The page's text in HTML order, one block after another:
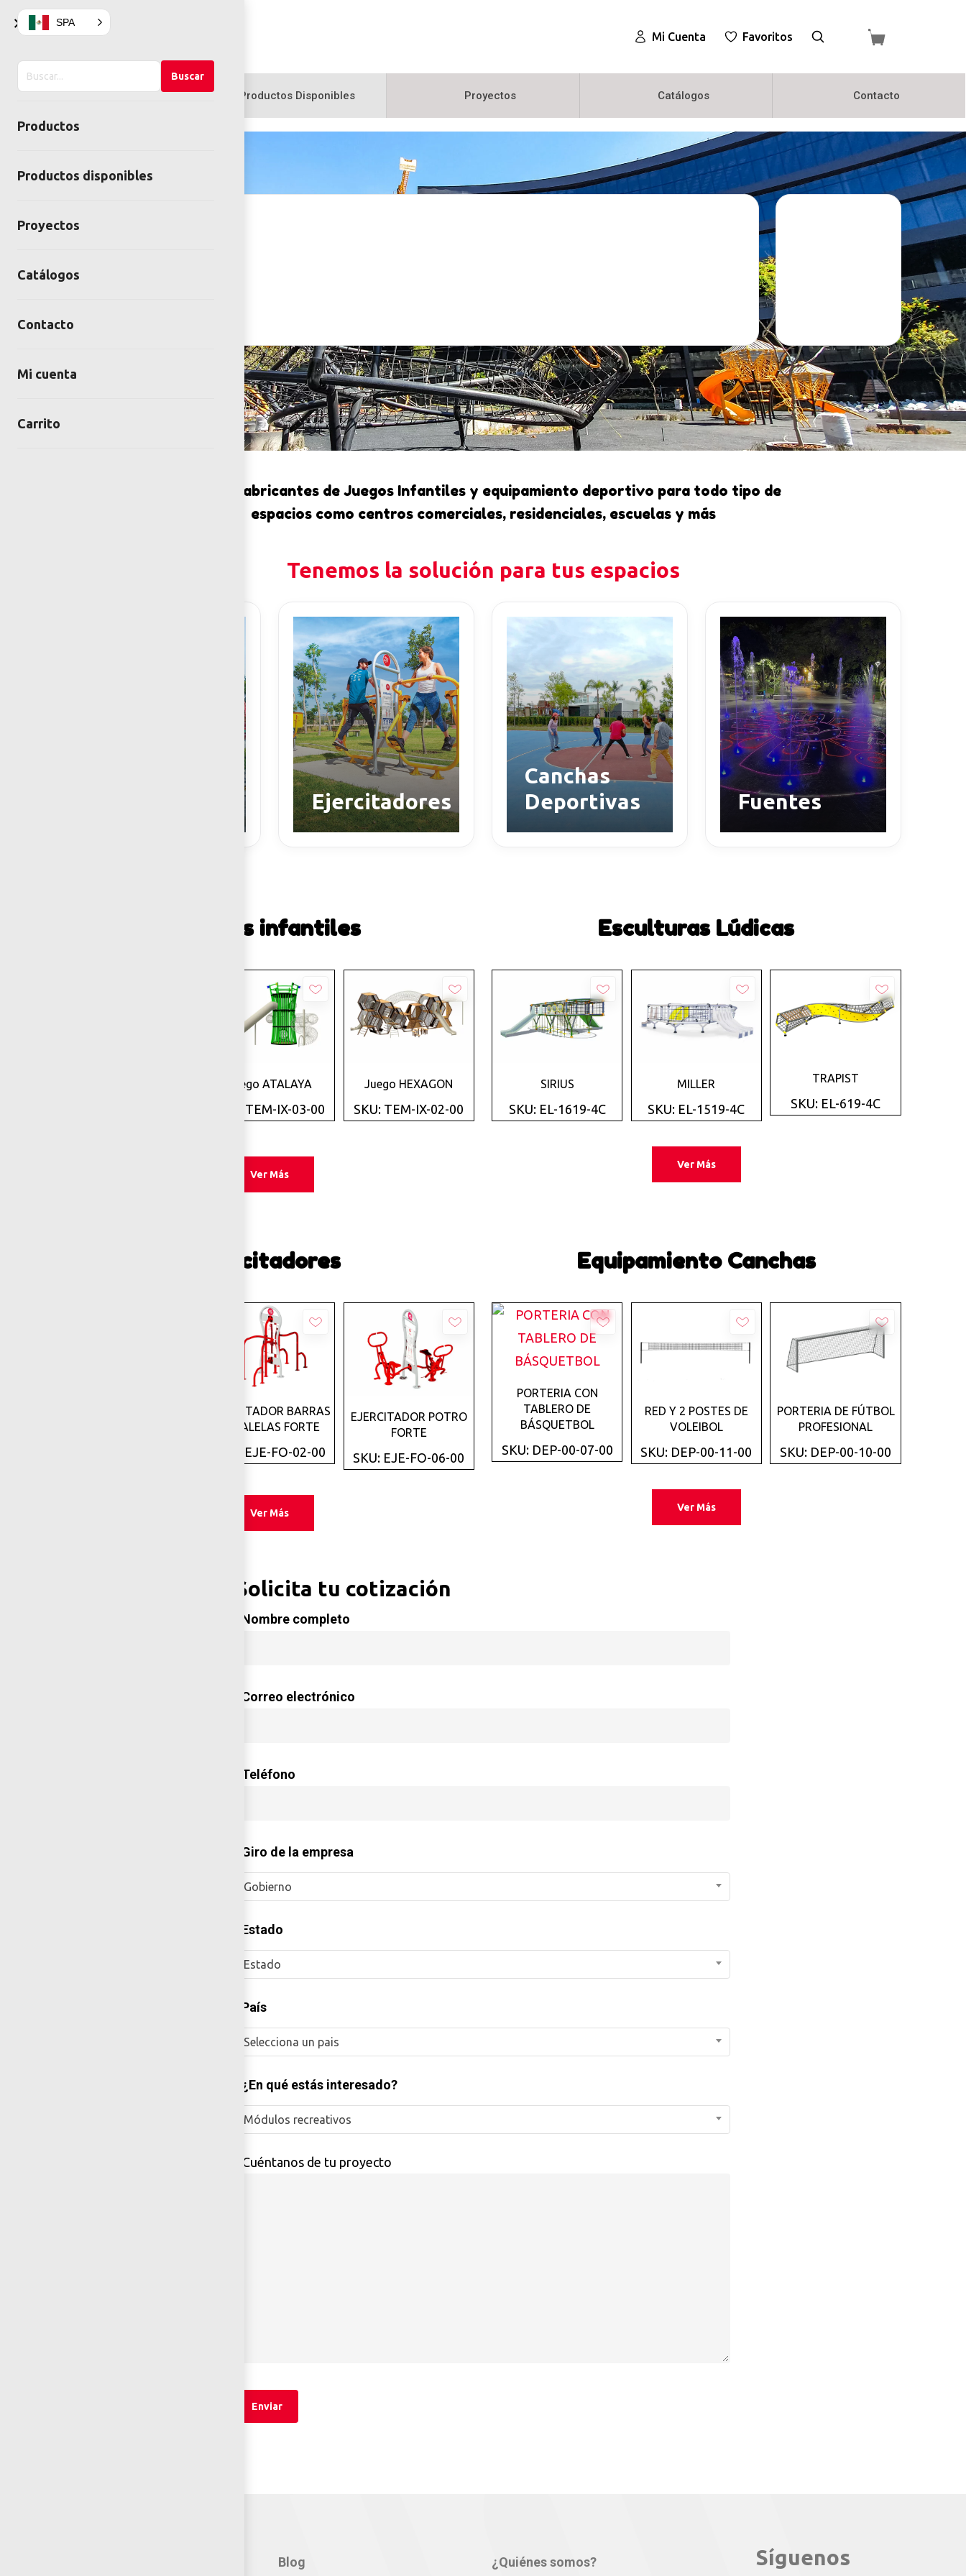
Mi Cuenta Favoritos
Productos Productos Disponibles Proyectos Catálogos Contacto
Somos fabricantes de Juegos Infantiles y equipamiento deportivo para todo tipo de
espacios como centros comerciales, residenciales, escuelas y más
Tenemos la solución para tus espacios
Ejercitadores
Canchas
Deportivas
Fuentes
Juegos infantiles
Añadir
Juego ATALAYA
SKU: TEM-IX-03-00
Añadir
Juego HEXAGON
SKU: TEM-IX-02-00
Ver Más
Esculturas Lúdicas
Añadir
SIRIUS
SKU: EL-1619-4C
Añadir
MILLER
SKU: EL-1519-4C
Añadir
TRAPIST
SKU: EL-619-4C
Ver Más
Ejercitadores
Añadir
EJERCITADOR BARRAS
PARALELAS FORTE
SKU: EJE-FO-02-00
Añadir
EJERCITADOR POTRO
FORTE
SKU: EJE-FO-06-00
Ver Más
Equipamiento Canchas
Añadir
PORTERIA CON
TABLERO DE
BÁSQUETBOL
SKU: DEP-00-07-00
Añadir
RED Y 2 POSTES DE
VOLEIBOL
SKU: DEP-00-11-00
Añadir
PORTERIA DE FÚTBOL
PROFESIONAL
SKU: DEP-00-10-00
Ver Más
Solicita tu cotización
*Nombre completo
*Correo electrónico
*Teléfono
*Giro de la empresa
Gobierno
*Estado
Estado
*País
Selecciona un pais
*¿En qué estás interesado?
Módulos recreativos
*Cuéntanos de tu proyecto
Blog ¿Quiénes somos? Síguenos
×
Buscar
en
Buscar
Productos
Productos disponibles
Proyectos
Catálogos
Contacto
Mi cuenta
Carrito
SPA